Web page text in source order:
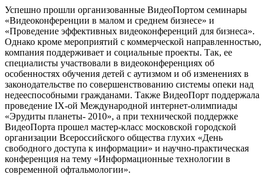
Успешно прошли организованные ВидеоПортом семинары
«Видеоконференции в малом и среднем бизнесе» и
«Проведение эффективных видеоконференций для бизнеса».
Однако кроме мероприятий с коммерческой направленностью,
компания поддерживает и социальные проекты. Так, ее
специалисты участвовали в видеоконференциях об
особенностях обучения детей с аутизмом и об изменениях в
законодательстве по совершенствованию системы опеки над
недееспособными гражданами. Также ВидеоПорт поддержала
проведение IX-ой Международной интернет-олимпиады
«Эрудиты планеты- 2010», а при технической поддержке
ВидеоПорта прошел мастер-класс московской городской
организации Всероссийского общества глухих «День
свободного доступа к информации» и научно-практическая
конференция на тему «Информационные технологии в
современной офтальмологии».